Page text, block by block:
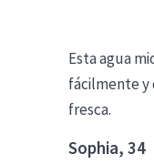
Esta agua
fácilmente y
fresca.
Sophia, 34